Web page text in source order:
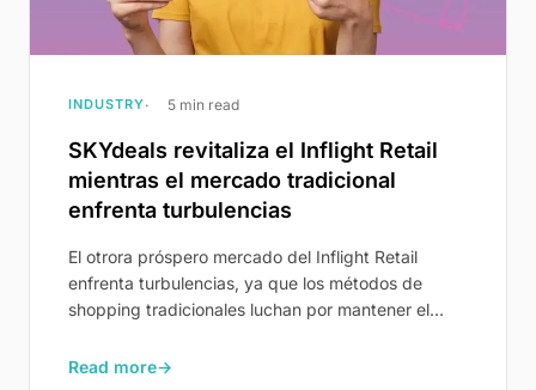
INDUSTRY 5 min read
SKYdeals revitaliza el Inflight Retail
mientras el mercado tradicional
enfrenta turbulencias
El otrora próspero mercado del Inflight Retail
enfrenta turbulencias, ya que los métodos de
shopping tradicionales luchan por mantener el
en Inflight Shoppertainment, está listo para
Read more→